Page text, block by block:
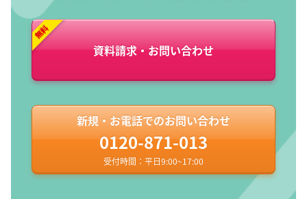
資料請求・お問い合わせ
新規・お電話でのお問い合わせ
0120-871-013
受付時間：平日9:00~17:00